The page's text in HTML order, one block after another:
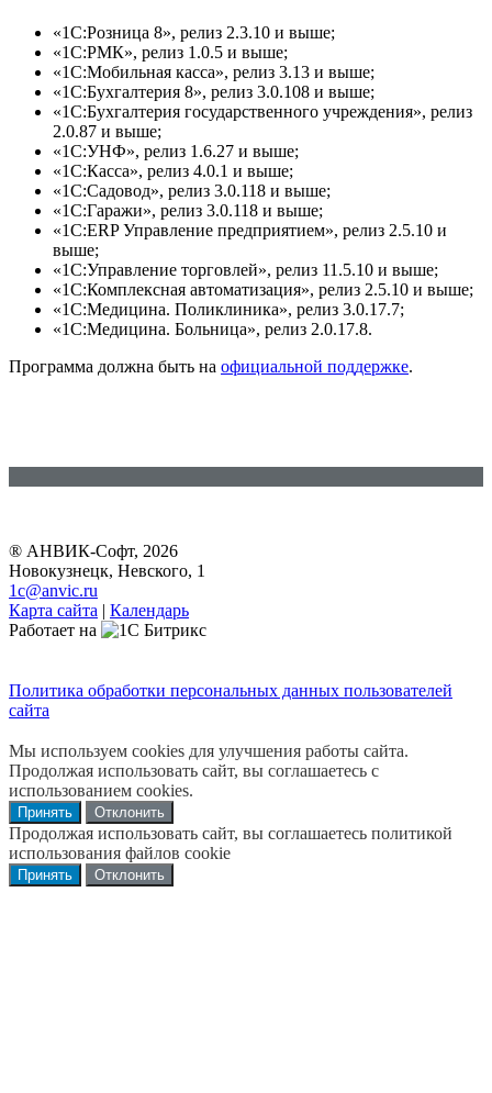
«1С:Розница 8», релиз 2.3.10 и выше;
«1С:РМК», релиз 1.0.5 и выше;
«1С:Мобильная касса», релиз 3.13 и выше;
«1C:Бухгалтерия 8», релиз 3.0.108 и выше;
«1С:Бухгалтерия государственного учреждения», релиз
2.0.87 и выше;
«1С:УНФ», релиз 1.6.27 и выше;
«1С:Касса», релиз 4.0.1 и выше;
«1С:Садовод», релиз 3.0.118 и выше;
«1С:Гаражи», релиз 3.0.118 и выше;
«1С:ERP Управление предприятием», релиз 2.5.10 и
выше;
«1C:Управление торговлей», релиз 11.5.10 и выше;
«1С:Комплексная автоматизация», релиз 2.5.10 и выше;
«1С:Медицина. Поликлиника», релиз 3.0.17.7;
«1С:Медицина. Больница», релиз 2.0.17.8.
Программа должна быть на официальной поддержке.
® АНВИК-Софт, 2026
Новокузнецк, Невского, 1
1c@anvic.ru
Карта сайта | Календарь
Работает на
Политика обработки персональных данных пользователей
сайта
Мы используем cookies для улучшения работы сайта.
Продолжая использовать сайт, вы соглашаетесь с
использованием cookies.
Принять Отклонить
Продолжая использовать сайт, вы соглашаетесь политикой
использования файлов cookie
Принять Отклонить